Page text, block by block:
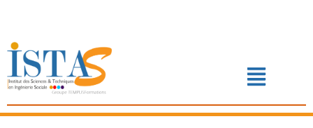
contenu
Menu
📅 PRENDRE RENDEZ-VOUS